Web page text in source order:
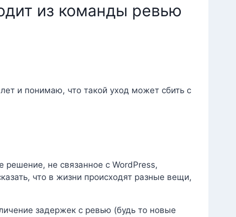
из команды ревью
и понимаю, что такой уход может сбить с
не связанное с WordPress,
что в жизни происходят разные вещи,
задержек с ревью (будь то новые